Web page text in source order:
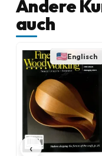
Andere
auch
‹
Englisch